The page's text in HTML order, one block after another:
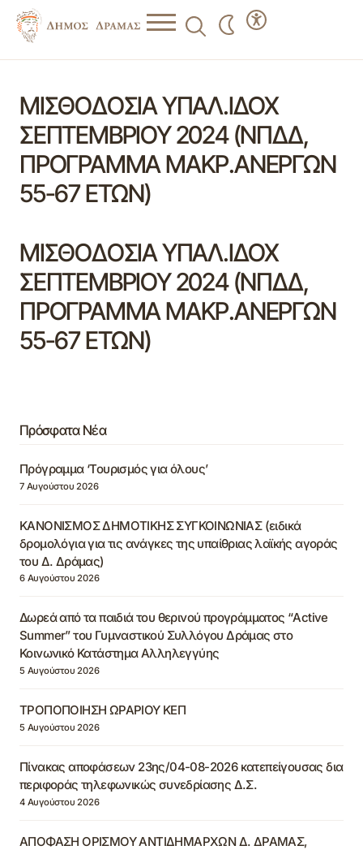
ΜΙΣΘΟΔΟΣΙΑ ΥΠΑΛ.ΙΔΟΧ
ΣΕΠΤΕΜΒΡΙΟΥ 2024 (ΝΠΔΔ,
ΠΡΟΓΡΑΜΜΑ ΜΑΚΡ.ΑΝΕΡΓΩΝ
55-67 ΕΤΩΝ)
ΜΙΣΘΟΔΟΣΙΑ ΥΠΑΛ.ΙΔΟΧ
ΣΕΠΤΕΜΒΡΙΟΥ 2024 (ΝΠΔΔ,
ΠΡΟΓΡΑΜΜΑ ΜΑΚΡ.ΑΝΕΡΓΩΝ
55-67 ΕΤΩΝ)
Πρόσφατα Νέα
Πρόγραμμα ‘Τουρισμός για όλους’
7 Αυγούστου 2026
ΚΑΝΟΝΙΣΜΟΣ ΔΗΜΟΤΙΚΗΣ ΣΥΓΚΟΙΝΩΝΙΑΣ (ειδικά
δρομολόγια για τις ανάγκες της υπαίθριας λαϊκής αγοράς
του Δ. Δράμας)
6 Αυγούστου 2026
Δωρεά από τα παιδιά του θερινού προγράμματος “Active
Summer” του Γυμναστικού Συλλόγου Δράμας στο
Κοινωνικό Κατάστημα Αλληλεγγύης
5 Αυγούστου 2026
ΤΡΟΠΟΠΟΙΗΣΗ ΩΡΑΡΙΟΥ ΚΕΠ
5 Αυγούστου 2026
Πίνακας αποφάσεων 23ης/04-08-2026 κατεπείγουσας δια
περιφοράς τηλεφωνικώς συνεδρίασης Δ.Σ.
4 Αυγούστου 2026
ΑΠΟΦΑΣΗ ΟΡΙΣΜΟΥ ΑΝΤΙΔΗΜΑΡΧΩΝ Δ. ΔΡΑΜΑΣ,